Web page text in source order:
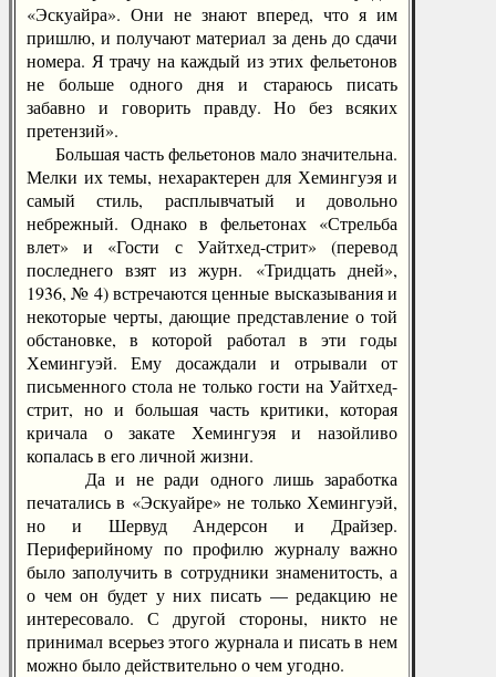
«Эскуайра». Они не знают вперед, что я им
пришлю, и получают материал за день до сдачи
номера. Я трачу на каждый из этих фельетонов
не больше одного дня и стараюсь писать
забавно и говорить правду. Но без всяких
претензий».
Большая часть фельетонов мало значительна.
Мелки их темы, нехарактерен для Хемингуэя и
самый стиль, расплывчатый и довольно
небрежный. Однако в фельетонах «Стрельба
влет» и «Гости с Уайтхед-стрит» (перевод
последнего взят из журн. «Тридцать дней»,
1936, № 4) встречаются ценные высказывания и
некоторые черты, дающие представление о той
обстановке, в которой работал в эти годы
Хемингуэй. Ему досаждали и отрывали от
письменного стола не только гости на Уайтхед-
стрит, но и большая часть критики, которая
кричала о закате Хемингуэя и назойливо
копалась в его личной жизни.
Да и не ради одного лишь заработка
печатались в «Эскуайре» не только Хемингуэй,
но и Шервуд Андерсон и Драйзер.
Периферийному по профилю журналу важно
было заполучить в сотрудники знаменитость, а
о чем он будет у них писать — редакцию не
интересовало. С другой стороны, никто не
принимал всерьез этого журнала и писать в нем
можно было действительно о чем угодно.